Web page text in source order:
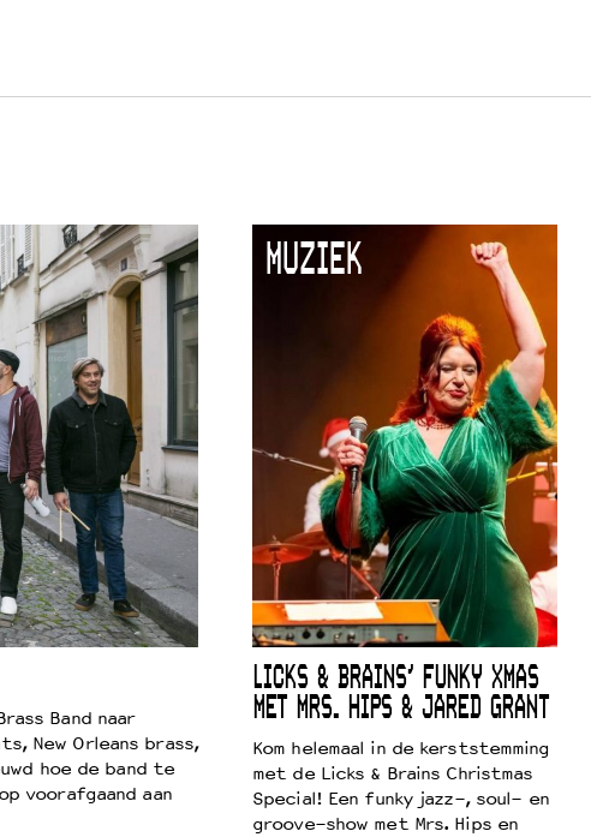
Band naar
New Orleans brass,
hoe de band te
voorafgaand aan
MUZIEK
LICKS & BRAINS’ FUNKY XMAS
MET MRS. HIPS & JARED GRANT
Kom helemaal in de kerststemming
met de Licks & Brains Christmas
Special! Een funky jazz-, soul- en
groove-show met Mrs. Hips en